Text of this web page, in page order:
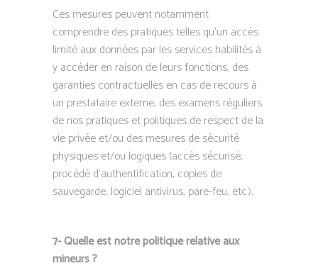
Ces mesures peuvent notamment
comprendre des pratiques telles qu’un accès
limité aux données par les services habilités à
y accéder en raison de leurs fonctions, des
garanties contractuelles en cas de recours à
un prestataire externe, des examens réguliers
de nos pratiques et politiques de respect de la
vie privée et/ou des mesures de sécurité
physiques et/ou logiques (accès sécurisé,
procédé d’authentification, copies de
sauvegarde, logiciel antivirus, pare-feu, etc.).
7- Quelle est notre politique relative aux
mineurs ?